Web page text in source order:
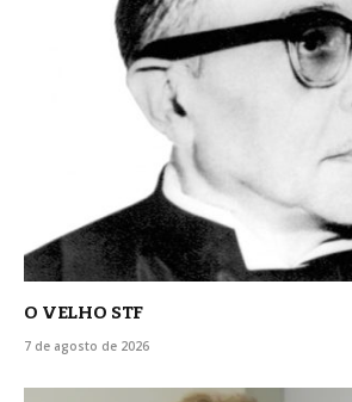
O VELHO STF
7 de agosto de 2026